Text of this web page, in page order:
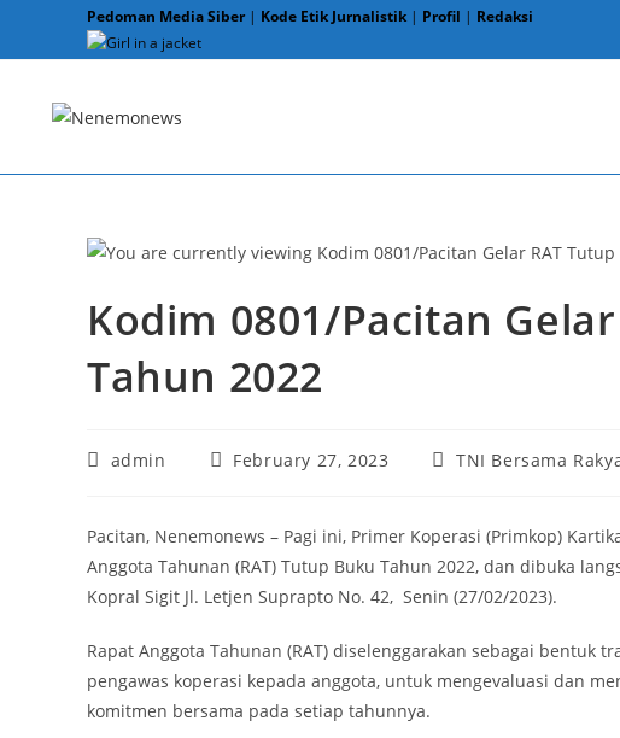
Pedoman Media Siber| Kode Etik Jurnalistik | Profil | Redaksi
Kodim 0801/Pacitan
Tahun 2022
Postadmin
PostFebruary 27, 2023
PostTNI Bersama
Pacitan, Nenemonews – Pagi ini, Primer Koperasi (Primkop)
Anggota Tahunan (RAT) Tutup Buku Tahun 2022, dan dibuka
Kopral Sigit Jl. Letjen Suprapto No. 42, Senin (27/02/2023).
Rapat Anggota Tahunan (RAT) diselenggarakan sebagai
pengawas koperasi kepada anggota, untuk mengevaluasi dan
komitmen bersama pada setiap tahunnya.